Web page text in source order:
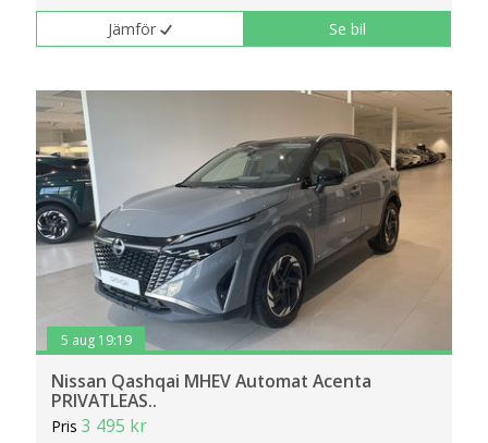
Jämför Se bil
5 aug 19:19
Nissan Qashqai MHEV Automat Acenta
PRIVATLEAS..
Pris3 495 kr